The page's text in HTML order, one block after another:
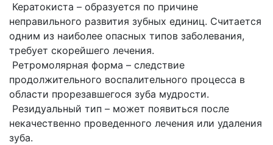
Кератокиста – образуется по причине
неправильного развития зубных единиц. Считается
одним из наиболее опасных типов заболевания,
требует скорейшего лечения.
Ретромолярная форма – следствие
продолжительного воспалительного процесса в
области прорезавшегося зуба мудрости.
Резидуальный тип – может появиться после
некачественно проведенного лечения или удаления
зуба.